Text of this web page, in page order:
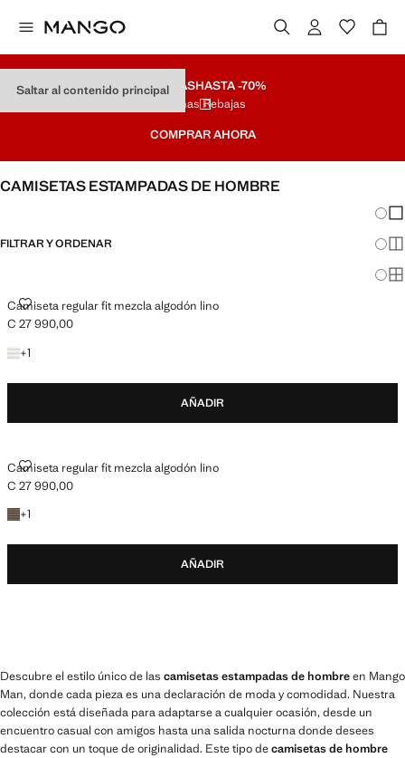
Saltar al contenido principal
REBAJASHASTA -70%
Últimas Rebajas
COMPRAR AHORA
CAMISETAS ESTAMPADAS DE HOMBRE
FILTRAR Y ORDENAR
Camiseta regular fit mezcla algodón lino
CAMISETA REGULAR FIT MEZCLA ALGODÓN LINO
Precio actual [C 27 990,00 ]
C 27 990,00
+1
+1 color
AÑADIR
Camiseta regular fit mezcla algodón lino
CAMISETA REGULAR FIT MEZCLA ALGODÓN LINO
Precio actual [C 27 990,00 ]
C 27 990,00
+1
+1 color
AÑADIR
Descubre el estilo único de las camisetas estampadas de hombreen Mango
Man, donde cada pieza es una declaración de moda y comodidad. Nuestra
colección está diseñada para adaptarse a cualquier ocasión, desde un
encuentro casual con amigos hasta una salida nocturna donde desees
destacar con un toque de originalidad. Este tipo decamisetas de hombre